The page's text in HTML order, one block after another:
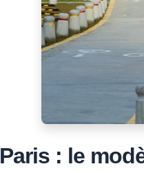
Paris : le